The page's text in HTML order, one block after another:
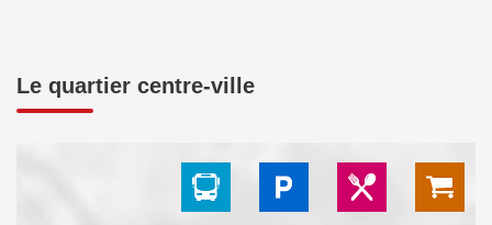
Le quartier centre-ville